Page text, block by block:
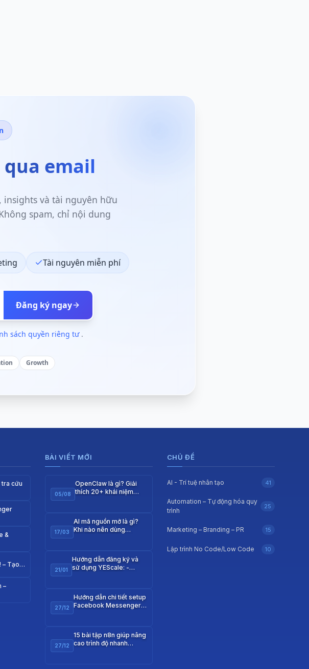
email
và tài nguyên hữu
spam, chỉ nội dung
Tài nguyên miễn phí
Đăng ký ngay
sách quyền riêng tư .
Growth
cứu
&
– Tạo…
–
BÀI VIẾT MỚI
05/08
OpenClaw là gì? Giải
thích 20+ khái niệm
quan trọng…
17/03
AI mã nguồn mở là gì?
Khi nào nên dùng…
21/01
Hướng dẫn đăng ký và
sử dụng YEScale: -
mua…
27/12
Hướng dẫn chi tiết setup
Facebook Messenger
webhook từ n8n…
27/12
15 bài tập n8n giúp nâng
cao trình độ nhanh…
CHỦ ĐỀ
AI - Trí tuệ nhân tạo 41
Automation – Tự động hóa quy
trình
25
Marketing – Branding – PR 15
Lập trình No Code/Low Code 10